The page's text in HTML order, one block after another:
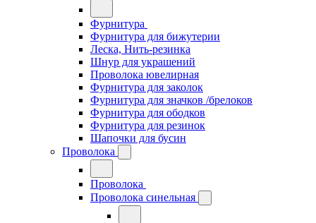
Фурнитура
Фурнитура для бижутерии
Леска, Нить-резинка
Шнур для украшений
Проволока ювелирная
Фурнитура для заколок
Фурнитура для значков /брелоков
Фурнитура для ободков
Фурнитура для резинок
Шапочки для бусин
Проволока
Проволока
Проволока синельная